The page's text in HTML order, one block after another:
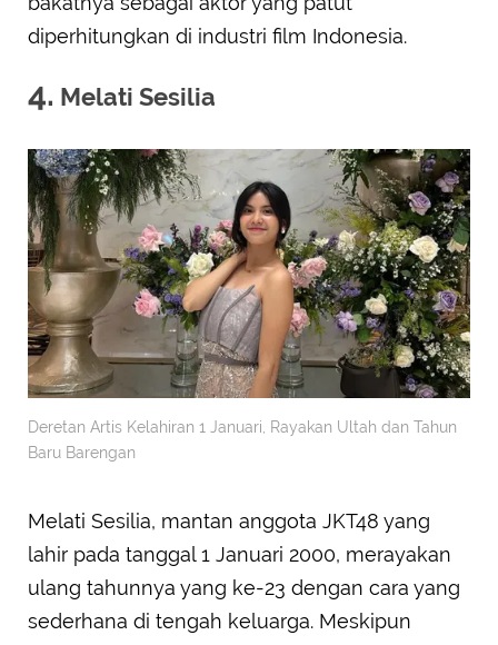
diperhitungkan di industri film Indonesia.
4. Melati Sesilia
Deretan Artis Kelahiran 1 Januari, Rayakan Ultah dan Tahun
Baru Barengan
Melati Sesilia, mantan anggota JKT48 yang
lahir pada tanggal 1 Januari 2000, merayakan
ulang tahunnya yang ke-23 dengan cara yang
sederhana di tengah keluarga. Meskipun